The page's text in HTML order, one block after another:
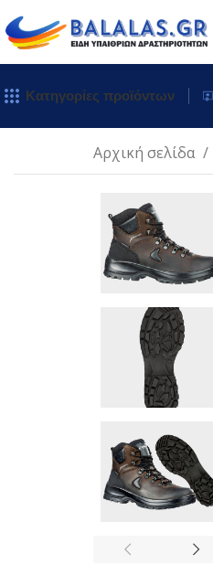
Κατηγορίες προϊόντων
Αρχική σελίδα